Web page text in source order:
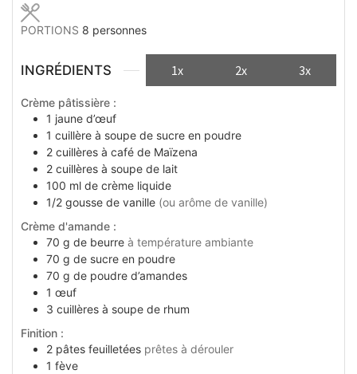
PORTIONS 8 personnes
INGRÉDIENTS 1x 2x 3x
Crème pâtissière :
1 jaune d’œuf
1 cuillère à soupe de sucre en poudre
2 cuillères à café de Maïzena
2 cuillères à soupe de lait
100 ml de crème liquide
1/2 gousse de vanille (ou arôme de vanille)
Crème d'amande :
70 g de beurre à température ambiante
70 g de sucre en poudre
70 g de poudre d’amandes
1 œuf
3 cuillères à soupe de rhum
Finition :
2 pâtes feuilletées prêtes à dérouler
1 fève